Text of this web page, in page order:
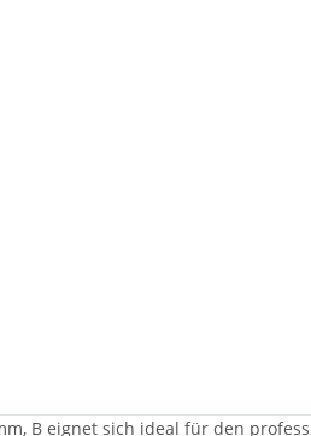
B eignet sich ideal für den